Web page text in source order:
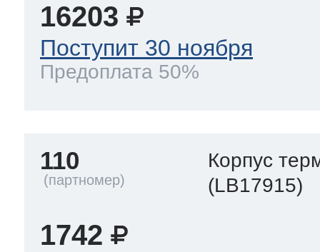
16203
Поступит 30 ноября
Предоплата 50%
110
Корпус
(LB17915)
1742